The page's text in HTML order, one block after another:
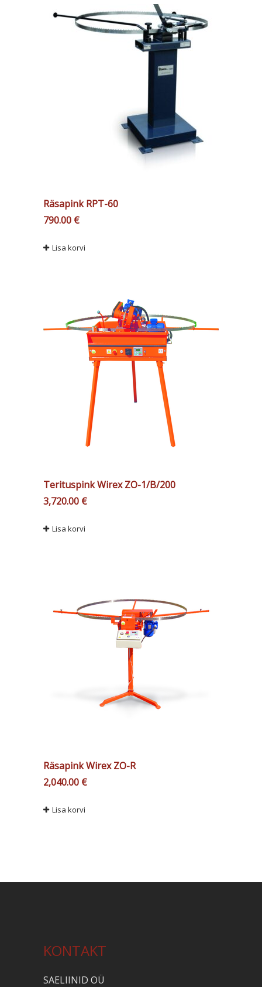
Räsapink RPT-60
790.00 €
Lisa korvi
Terituspink Wirex ZO-1/B/200
3,720.00 €
Lisa korvi
Räsapink Wirex ZO-R
2,040.00 €
Lisa korvi
KONTAKT
SAELIINID OÜ